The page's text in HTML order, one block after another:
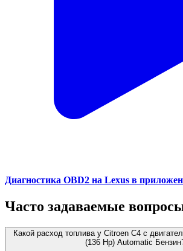
Диагностика OBD2 на Lexus в
Часто задаваемые
Какой расход топлива у Citroen C4 с
(136 Hp) Automatic